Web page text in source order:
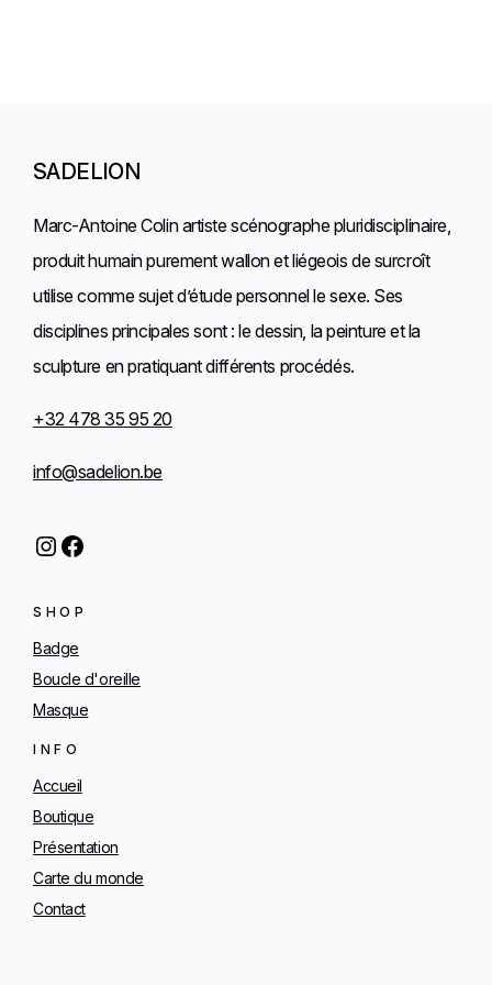
SADELION
Marc-Antoine Colin artiste scénographe pluridisciplinaire,
produit humain purement wallon et liégeois de surcroît
utilise comme sujet d’étude personnel le sexe. Ses
disciplines principales sont : le dessin, la peinture et la
sculpture en pratiquant différents procédés.
+32 478 35 95 20
info@sadelion.be
InstagramFacebook
SHOP
Badge
Boucle d'oreille
Masque
INFO
Accueil
Boutique
Présentation
Carte du monde
Contact